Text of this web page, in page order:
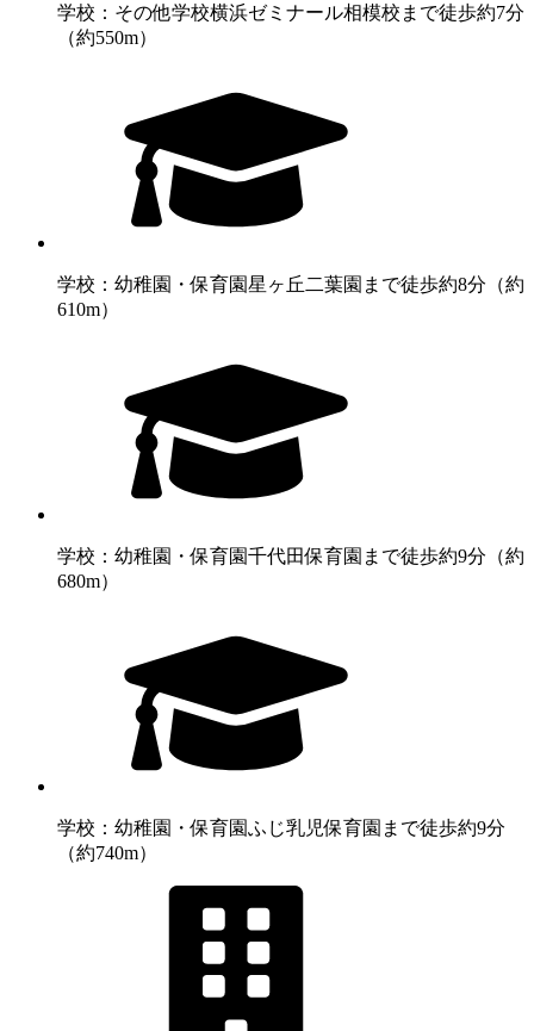
学校：その他学校横浜ゼミナール相模校まで徒歩約7分
（約550m）
学校：幼稚園・保育園星ヶ丘二葉園まで徒歩約8分（約
610m）
学校：幼稚園・保育園千代田保育園まで徒歩約9分（約
680m）
学校：幼稚園・保育園ふじ乳児保育園まで徒歩約9分
（約740m）